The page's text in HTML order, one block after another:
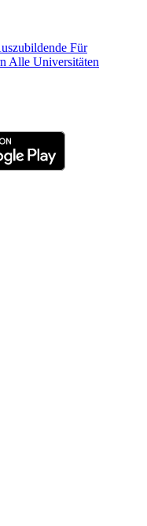
Für
Alle Universitäten